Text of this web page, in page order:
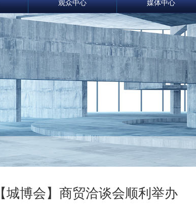
观众中心 媒体中心
【城博会】商贸洽谈会顺利举办